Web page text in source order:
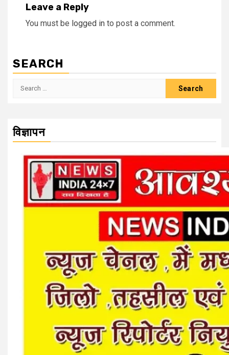
Leave a Reply
You must be logged in to post a comment.
SEARCH
Search
विज्ञापन